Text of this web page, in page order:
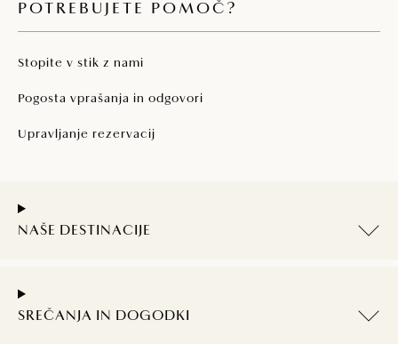
POTREBUJETE POMOČ?
Stopite v stik z nami
Pogosta vprašanja in odgovori
Upravljanje rezervacij
NAŠE DESTINACIJE
SREČANJA IN DOGODKI